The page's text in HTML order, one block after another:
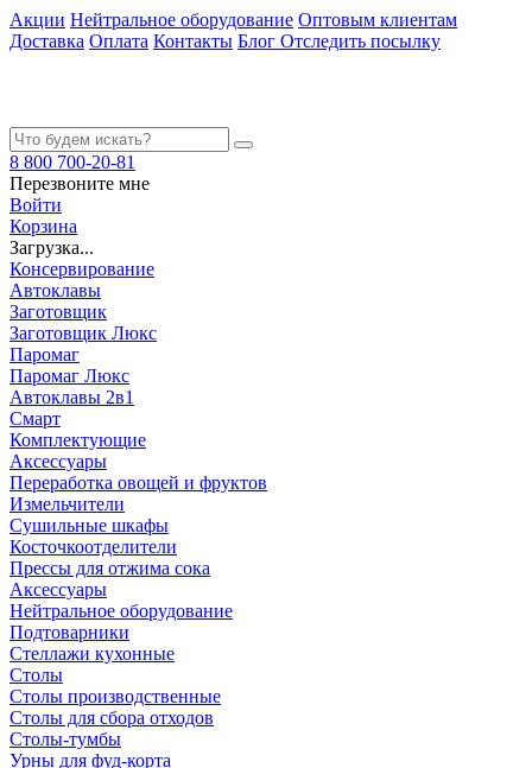
Акции Нейтральное оборудование Оптовым клиентам
Доставка Оплата Контакты Блог Отследить посылку
8 800 700-20-81
Перезвоните мне
Войти
Корзина
Загрузка...
Консервирование
Автоклавы
Заготовщик
Заготовщик Люкс
Паромаг
Паромаг Люкс
Автоклавы 2в1
Смарт
Комплектующие
Аксессуары
Переработка овощей и фруктов
Измельчители
Сушильные шкафы
Косточкоотделители
Прессы для отжима сока
Аксессуары
Нейтральное оборудование
Подтоварники
Стеллажи кухонные
Столы
Столы производственные
Столы для сбора отходов
Столы-тумбы
Урны для фуд-корта